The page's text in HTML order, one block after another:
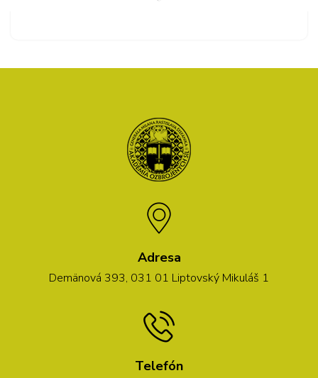
Adresa
Demänová 393, 031 01 Liptovský Mikuláš 1
Telefón